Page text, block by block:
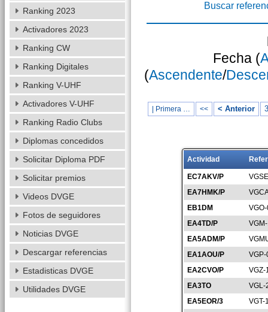
Buscar
Fecha (
(Ascendente/
| Primera … << < Anterior
Actividad
EC7AKV/P
EA7HMK/P
EB1DM
EA4TD/P
EA5ADM/P
EA1AOU/P
EA2CVO/P
VGZ-
EA3TO
VGL-
EA5EOR/3
VGT-
Ranking 2023
Activadores 2023
Ranking CW
Ranking Digitales
Ranking V-UHF
Activadores V-UHF
Ranking Radio Clubs
Diplomas concedidos
Solicitar Diploma PDF
Solicitar premios
Videos DVGE
Fotos de seguidores
Noticias DVGE
Descargar referencias
Estadisticas DVGE
Utilidades DVGE